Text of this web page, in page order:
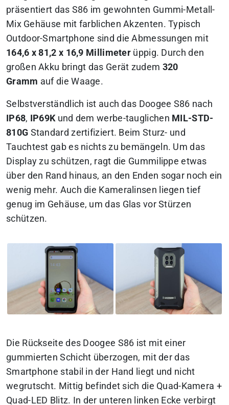
präsentiert das S86 im gewohnten Gummi-Metall-
Mix Gehäuse mit farblichen Akzenten. Typisch
Outdoor-Smartphone sind die Abmessungen mit
164,6 x 81,2 x 16,9 Millimeter üppig. Durch den
großen Akku bringt das Gerät zudem 320
Gramm auf die Waage.
Selbstverständlich ist auch das Doogee S86 nach
IP68, IP69Kund dem werbe-tauglichen MIL-STD-
810G Standard zertifiziert. Beim Sturz- und
Tauchtest gab es nichts zu bemängeln. Um das
Display zu schützen, ragt die Gummilippe etwas
über den Rand hinaus, an den Enden sogar noch ein
wenig mehr. Auch die Kameralinsen liegen tief
genug im Gehäuse, um das Glas vor Stürzen
schützen.
Die Rückseite des Doogee S86 ist mit einer
gummierten Schicht überzogen, mit der das
Smartphone stabil in der Hand liegt und nicht
wegrutscht. Mittig befindet sich die Quad-Kamera +
Quad-LED Blitz. In der unteren linken Ecke verbirgt